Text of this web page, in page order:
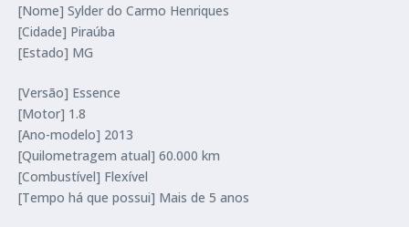
[Nome] Sylder do Carmo Henriques
[Cidade] Piraúba
[Estado] MG
[Versão] Essence
[Motor] 1.8
[Ano-modelo] 2013
[Quilometragem atual] 60.000 km
[Combustível] Flexível
[Tempo há que possui] Mais de 5 anos